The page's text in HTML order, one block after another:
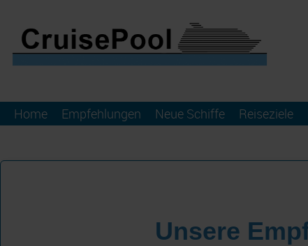
Home Empfehlungen Neue Schiffe Reiseziele
Unsere